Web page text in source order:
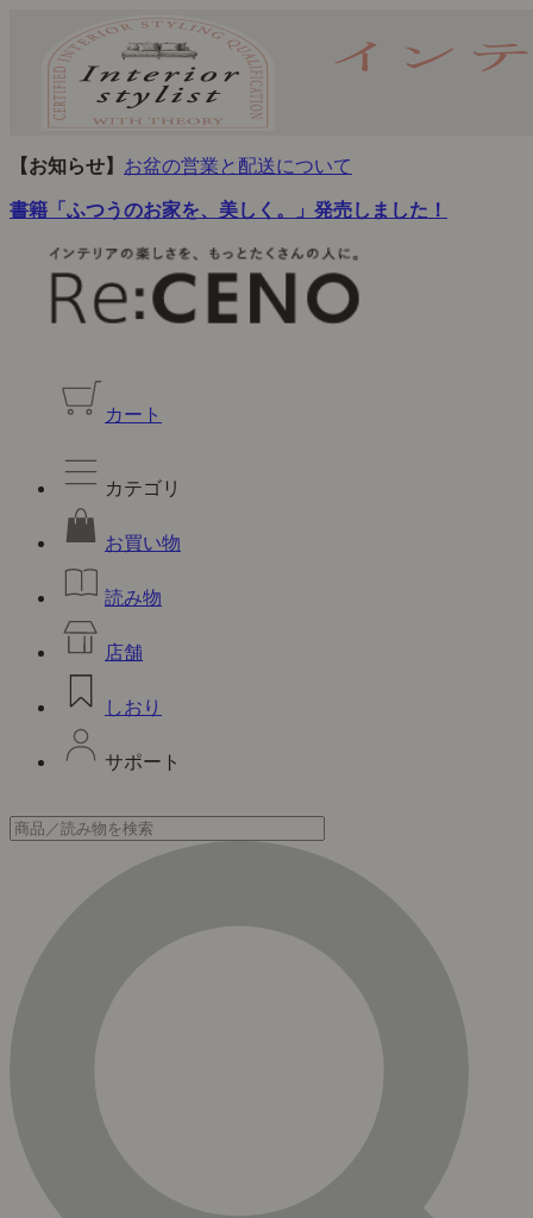
【お知らせ】 お盆の営業と配送について
書籍「ふつうのお家を、美しく。」発売しました！
カート
カテゴリ
お買い物
読み物
店舗
しおり
サポート